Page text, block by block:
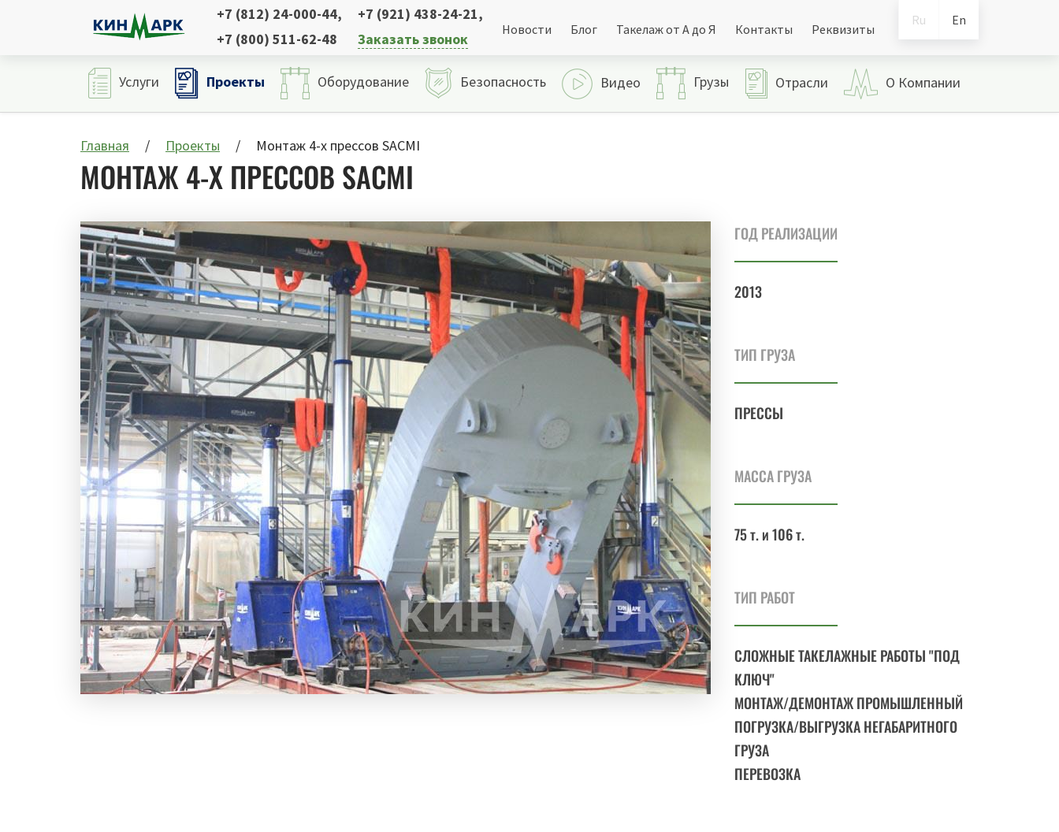
Ru En
+7 (812) 24-000-44, +7 (921) 438-24-21,
+7 (800) 511-62-48
Заказать звонок
Новости Блог Такелаж от А до Я Контакты Реквизиты
Услуги Проекты Оборудование Безопасность Видео Грузы Отрасли О Компании
Главная Проекты Монтаж 4-х прессов SACMI
МОНТАЖ 4-Х ПРЕССОВ SACMI
ГОД РЕАЛИЗАЦИИ
2013
ТИП ГРУЗА
ПРЕССЫ
МАССА ГРУЗА
75 т. и 106 т.
ТИП РАБОТ
СЛОЖНЫЕ ТАКЕЛАЖНЫЕ РАБОТЫ "ПОД
КЛЮЧ"
МОНТАЖ/ДЕМОНТАЖ ПРОМЫШЛЕННЫЙ
ПОГРУЗКА/ВЫГРУЗКА НЕГАБАРИТНОГО
ГРУЗА
ПЕРЕВОЗКА